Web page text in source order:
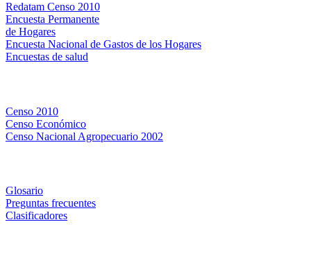
Redatam Censo 2010
Encuesta Permanente
de Hogares
Encuesta Nacional de Gastos de los Hogares
Encuestas de salud
Censo 2010
Censo Económico
Censo Nacional Agropecuario 2002
Glosario
Preguntas frecuentes
Clasificadores